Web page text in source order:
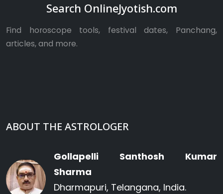
Search OnlineJyotish.com
Find horoscope tools, festival dates, Panchang,
articles, and more.
ABOUT THE ASTROLOGER
Gollapelli Santhosh Kumar
Sharma
Dharmapuri, Telangana, India.